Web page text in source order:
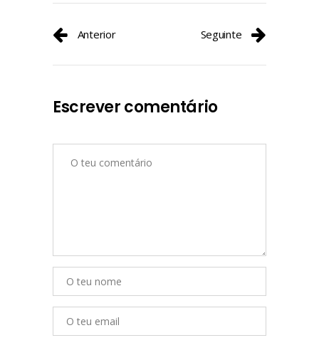
Anterior Seguinte
Escrever comentário